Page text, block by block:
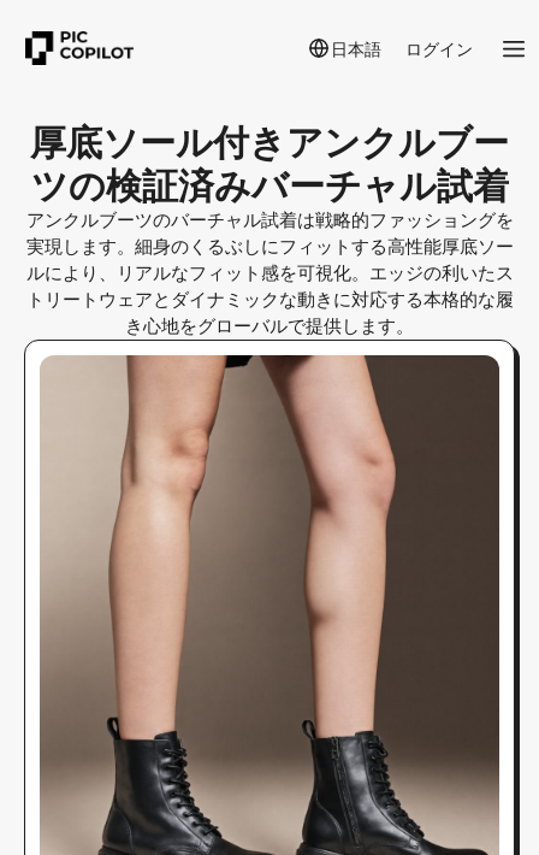
日本語 ログイン
厚底ソール付きアンクルブー
ツの検証済みバーチャル試着
アンクルブーツのバーチャル試着は戦略的ファッショングを
実現します。細身のくるぶしにフィットする高性能厚底ソー
ルにより、リアルなフィット感を可視化。エッジの利いたス
トリートウェアとダイナミックな動きに対応する本格的な履
き心地をグローバルで提供します。